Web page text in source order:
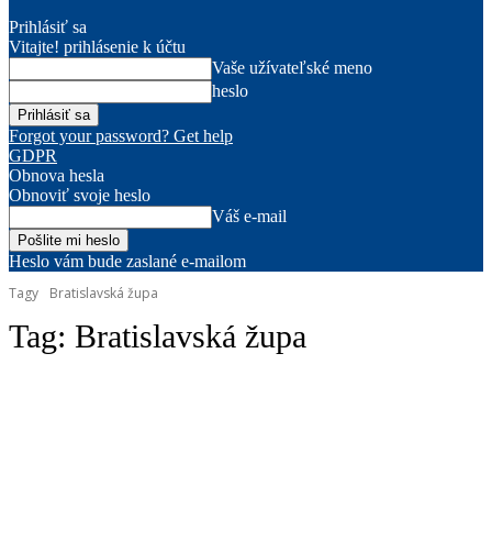
Prihlásiť sa
Vitajte! prihlásenie k účtu
Vaše užívateľské meno
heslo
Forgot your password? Get help
GDPR
Obnova hesla
Obnoviť svoje heslo
Váš e-mail
Heslo vám bude zaslané e-mailom
Tagy
Bratislavská župa
Tag: Bratislavská župa